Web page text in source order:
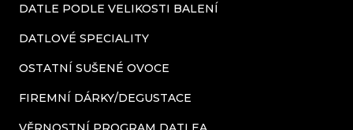
DATLE PODLE VELIKOSTI BALENÍ
DATLOVÉ SPECIALITY
OSTATNÍ SUŠENÉ OVOCE
FIREMNÍ DÁRKY/DEGUSTACE